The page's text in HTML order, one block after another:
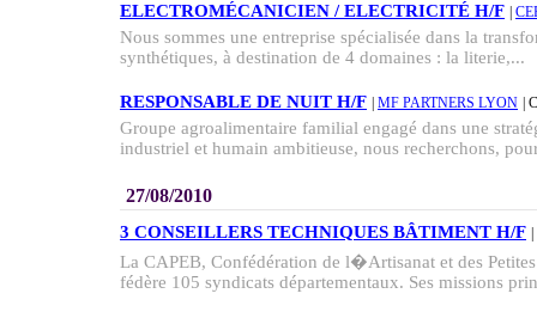
ELECTROMÉCANICIEN / ELECTRICITÉ H/F
Nous sommes une entreprise spécialisée dans la
synthétiques, à destination de 4 domaines : la literie,...
RESPONSABLE DE NUIT H/F MF PARTNERS LYON |
Groupe agroalimentaire familial engagé dans une
industriel et humain ambitieuse, nous recherchons,
27/08/2010
3 CONSEILLERS TECHNIQUES BÂTIMENT H/F
La CAPEB, Confédération de l�Artisanat et des
fédère 105 syndicats départementaux. Ses missions